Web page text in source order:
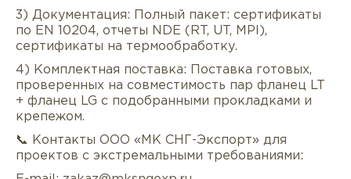
3) Документация: Полный пакет: сертификаты
по EN 10204, отчеты NDE (RT, UT, MPI),
сертификаты на термообработку.
4) Комплектная поставка: Поставка готовых,
проверенных на совместимость пар фланец LT
+ фланец LG с подобранными прокладками и
крепежом.
📞 Контакты ООО «МК СНГ-Экспорт» для
проектов с экстремальными требованиями: